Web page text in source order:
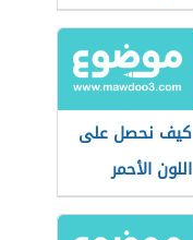
كيف نحصل على
اللون الأحمر